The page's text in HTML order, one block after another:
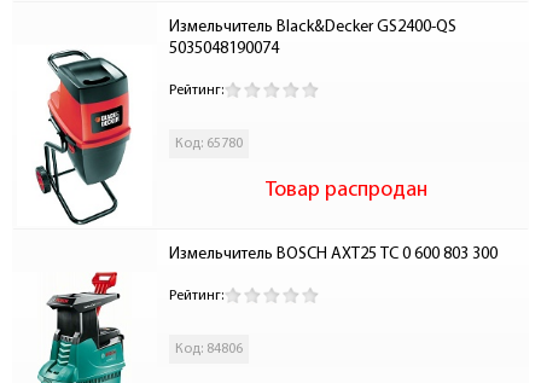
Измельчитель Black&Decker GS2400-QS
5035048190074
Рейтинг:
Код: 65780
Товар распродан
Измельчитель BOSCH АХТ25 ТС 0 600 803 300
Рейтинг:
Код: 84806